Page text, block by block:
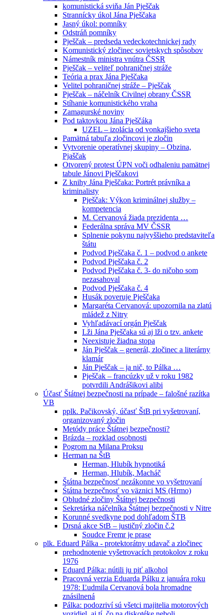
komunistická sviňa Ján Pješčak
Strannícky úkol Jána Pješčaka
Jasný úkol: pomníky
Odstráň pomníky
Pješčak – predseda vedeckotechnickej rady
Komunistický zločinec sovietskych spôsobov
Námestník ministra vnútra ČSSR
Pješčak – veliteľ pohraničnej stráže
Teória a prax Jána Pješčaka
Velitel pohraničnej stráže – Pješčak
Pješčak – náčelník Civilnej obrany ČSSR
Stíhanie komunistického vraha
Zamagurské noviny
Pod taktovkou Jána Pješčáka
UZEL – izolácia od vonkajšieho sveta
Pamätná tabuľa zločincovi je zločin
Vytvorenie operatívnej skupiny – Obzina,
Pjaščak
Otvorený protest ÚPN voči odhaleniu pamätnej
tabule Jánovi Pješčakovi
Z knihy Jána Pješčaka: Portrét právníka a
kriminalisty
Pješčak: Výkon kriminálnej služby –
kompetencia
M. Cervanová žiada prezidenta …
Federálna správa MV ČSSR
Splnenie pokynu najvyššieho predstaviteľa
štátu
Podvod Pješčaka č. 1 – podvod o ankete
Podvod Pješčaka č. 2
Podvod Pješčaka č. 3- do ničoho som
nezasahoval
Podvod Pješčaka č. 4
Husák poveruje Pješčaka
Margaréta Cervanová: upozornila na zlatú
mládež z Nitry
Vyhľadávací orgán Pješčak
Lži Jána Pješčaka sú aj lži o tzv. ankete
Neexistuje žiadna stopa
Ján Pješčak – generál, zločinec a literárny
klamár
Ján Pješčak – ja nič, to Pálka …
Pješčak – francúzky už v roku 1982
potvrdili Andrášikovi alibi
Účasť Štátnej bezpečnosti na prípade – falošné razítka
VB
pplk. Pačikovský, účasť ŠtB pri vyšetrovaní,
organizovaný zločin
Metódy práce Štátnej bezpečnosti?
Brázda – rozklad osobnosti
Pogrom na Milana Proksu
Herman na ŠtB
Herman, Hlubík hypnotiká
Herman, Hlubík, Macháč
Štátna bezpečnosť nezákonne vo vyšetrovaní
Śtátna bezpečnosť vo väznici MS (Hrmo)
Obludné zločiny Štátnej bezpečnosti
Sekretárka náčelníka Štátnej bezpečnosti v Nitre
Korunné svedkyne pod dohľadom ŠTB
Drsná akce StB – justičný zločin č.2
Soudce Fremr je prase
plk. Eduard Pálka - protektorátny udavač a zločinec
prehodnotenie vyšetrovacích protokolov z roku
1976
Eduard Pálka: nútili ju piť alkohol
Pracovná verzia Eduarda Pálku z januára roku
1978: Ľudmila Cervanová bola hromadne
znásilnená
Pálka: podozriví sú všetci majitelia motorových